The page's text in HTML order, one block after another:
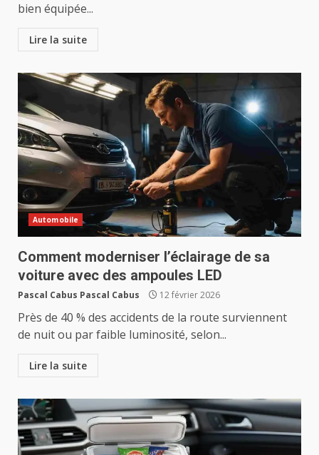
bien équipée...
Lire la suite
Automobile
Comment moderniser l’éclairage de sa
voiture avec des ampoules LED
Pascal Cabus Pascal Cabus 12 février 2026
Près de 40 % des accidents de la route surviennent
de nuit ou par faible luminosité, selon...
Lire la suite